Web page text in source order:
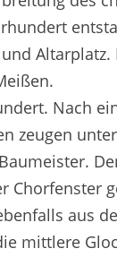
Nach
zeugen
Chorfenster
aus
mittlere